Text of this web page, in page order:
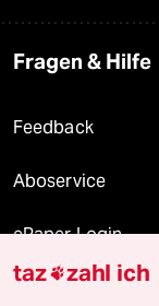
Fragen & Hilfe
Feedback
Aboservice
ePaper Login
Downloads für
taz zahl ich